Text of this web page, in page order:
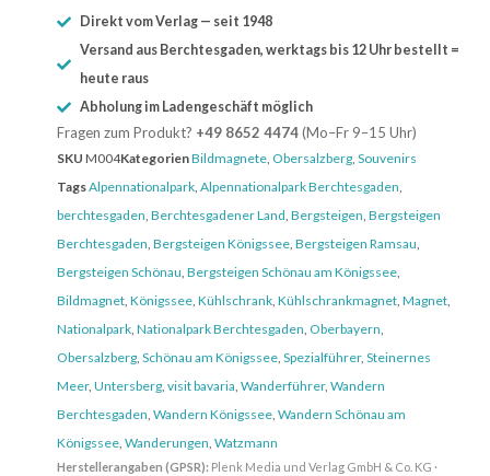
Direkt vom Verlag — seit 1948
Versand aus Berchtesgaden, werktags bis 12 Uhr bestellt =
heute raus
Abholung im Ladengeschäft möglich
Fragen zum Produkt? +49 8652 4474(Mo–Fr 9–15 Uhr)
SKU M004KategorienBildmagnete, Obersalzberg, Souvenirs
TagsAlpennationalpark, Alpennationalpark Berchtesgaden,
berchtesgaden, Berchtesgadener Land, Bergsteigen, Bergsteigen
Berchtesgaden, Bergsteigen Königssee, Bergsteigen Ramsau,
Bergsteigen Schönau, Bergsteigen Schönau am Königssee,
Bildmagnet, Königssee, Kühlschrank, Kühlschrankmagnet, Magnet,
Nationalpark, Nationalpark Berchtesgaden, Oberbayern,
Obersalzberg, Schönau am Königssee, Spezialführer, Steinernes
Meer, Untersberg, visit bavaria, Wanderführer, Wandern
Berchtesgaden, Wandern Königssee, Wandern Schönau am
Königssee, Wanderungen, Watzmann
Herstellerangaben (GPSR): Plenk Media und Verlag GmbH & Co. KG ·